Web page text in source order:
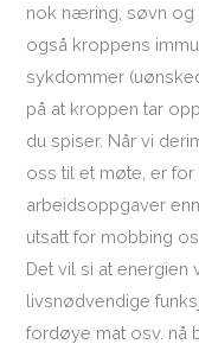
nok næring, søvn og
også kroppens
sykdommer
på at kroppen tar
du spiser. Når vi
oss til et møte, er for
arbeidsoppgaver
utsatt for mobbing
Det vil si at energien
livsnødvendige
fordøye mat osv. nå